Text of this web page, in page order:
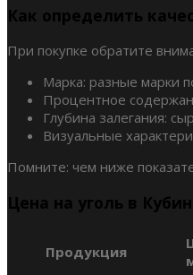
Как определить
При покупке обратите
Марка: разные марки
Процентное
Глубина залегания:
Визуальные
Помните: чем ниже
Цена на уголь в
Продукция